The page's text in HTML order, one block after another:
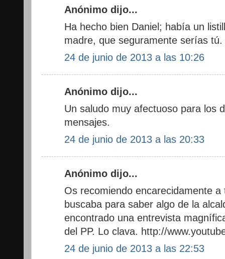
Anónimo dijo...
Ha hecho bien Daniel; había un
madre, que seguramente serías
24 de junio de 2013 a las 10:26
Anónimo dijo...
Un saludo muy afectuoso para los
mensajes.
24 de junio de 2013 a las 20:33
Anónimo dijo...
Os recomiendo encarecidamente
buscaba para saber algo de la
encontrado una entrevista
del PP. Lo clava. http://
24 de junio de 2013 a las 22:53